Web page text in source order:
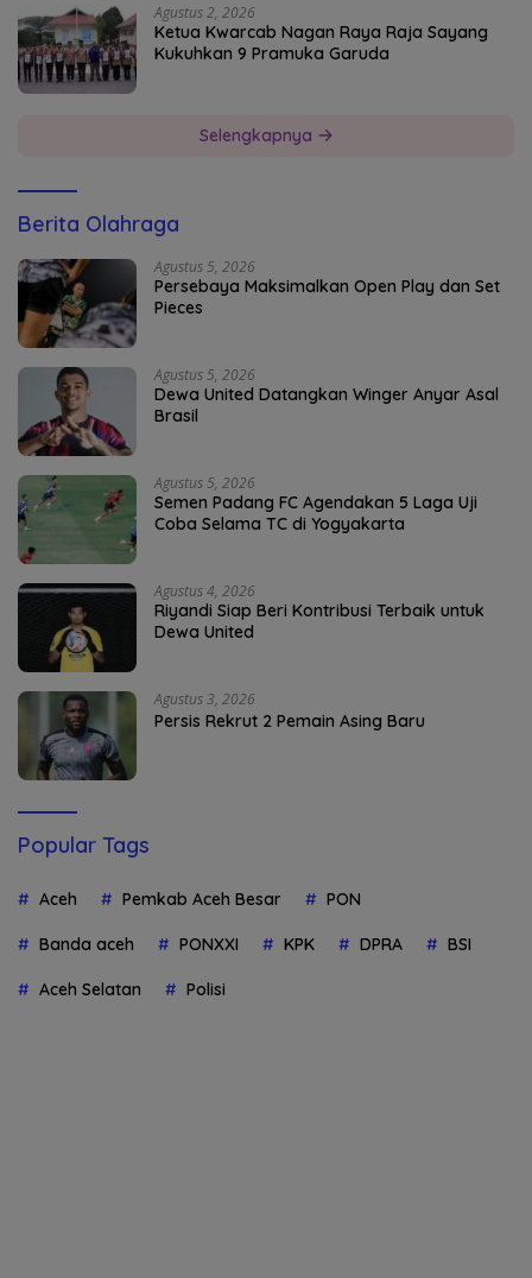
Agustus 2, 2026
Ketua Kwarcab Nagan Raya Raja Sayang
Kukuhkan 9 Pramuka Garuda
Selengkapnya
Berita Olahraga
Agustus 5, 2026
Persebaya Maksimalkan Open Play dan Set
Pieces
Agustus 5, 2026
Dewa United Datangkan Winger Anyar Asal
Brasil
Agustus 5, 2026
Semen Padang FC Agendakan 5 Laga Uji
Coba Selama TC di Yogyakarta
Agustus 4, 2026
Riyandi Siap Beri Kontribusi Terbaik untuk
Dewa United
Agustus 3, 2026
Persis Rekrut 2 Pemain Asing Baru
Popular Tags
Aceh Pemkab Aceh Besar PON
Banda aceh PONXXI KPK DPRA BSI
Aceh Selatan Polisi